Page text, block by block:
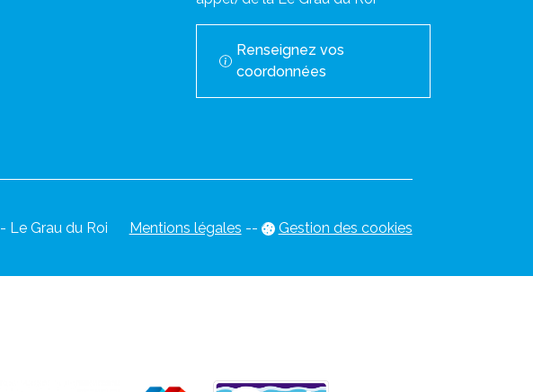
Renseignez vos
coordonnées
- Le Grau du Roi Mentions légales -- Gestion des cookies